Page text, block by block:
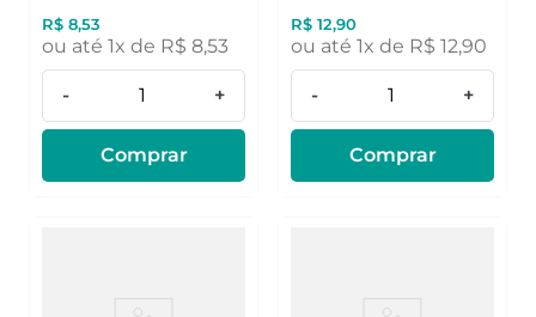
R$ 8,53
ou até 1x de R$ 8,53
- +
Comprar
R$ 12,90
ou até 1x de R$ 12,90
- +
Comprar